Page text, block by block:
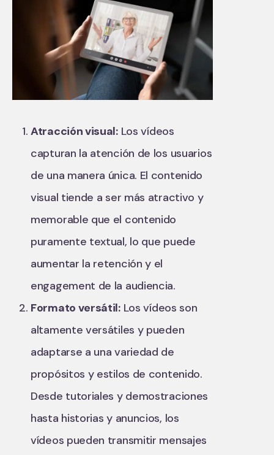
Atracción visual:Los vídeos
capturan la atención de los usuarios
de una manera única. El contenido
visual tiende a ser más atractivo y
memorable que el contenido
puramente textual, lo que puede
aumentar la retención y el
engagement de la audiencia.
Formato versátil:Los vídeos son
altamente versátiles y pueden
adaptarse a una variedad de
propósitos y estilos de contenido.
Desde tutoriales y demostraciones
hasta historias y anuncios, los
vídeos pueden transmitir mensajes